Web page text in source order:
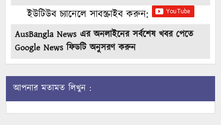
ইউটিউব চ্যানেলে সাবস্ক্রাইব করুন:
AusBangla News এর অনলাইনের সর্বশেষ খবর পেতে
Google News ফিডটি অনুসরণ করুন
আপনার মতামত লিখুন :